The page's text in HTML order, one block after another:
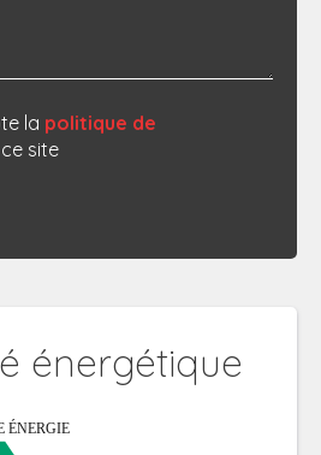
la politique de
site
énergétique